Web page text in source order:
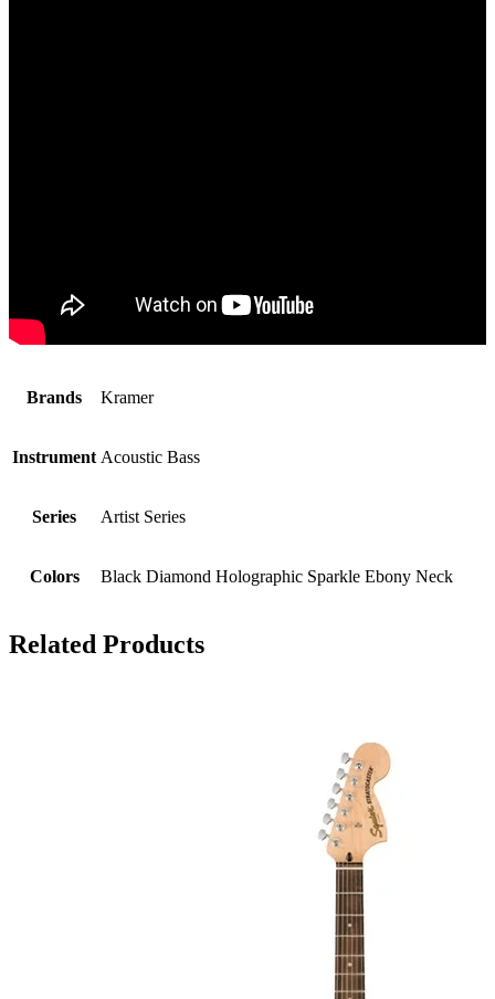
Brands Kramer
Instrument Acoustic Bass
Series Artist Series
Colors Black Diamond Holographic Sparkle Ebony Neck
Related Products